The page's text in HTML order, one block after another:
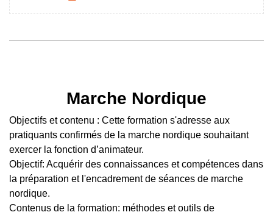
Marche Nordique
Objectifs et contenu : Cette formation s'adresse aux
pratiquants confirmés de la marche nordique souhaitant
exercer la fonction d’animateur.
Objectif: Acquérir des connaissances et compétences dans
la préparation et l'encadrement de séances de marche
nordique.
Contenus de la formation: méthodes et outils de